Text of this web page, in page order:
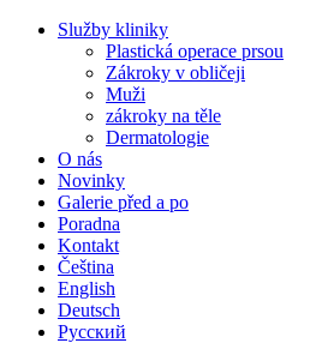
Skip
Služby kliniky
Plastická operace prsou
Zákroky v obličeji
Muži
zákroky na těle
Dermatologie
O nás
Novinky
Galerie před a po
Poradna
Kontakt
Čeština
English
Deutsch
Русский